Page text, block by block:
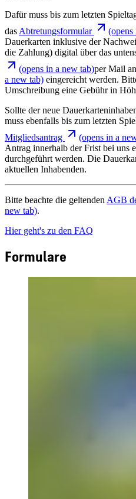
Dafür muss bis zum letzten
das Abtretungsformular (opens
Dauerkarten inklusive der
die Zahlung) digital über das
(opens in a new tab)per Mail an
a new tab) eingereicht werden.
Umschreibung eine Gebühr in
Sollte der neue
muss ebenfalls bis zum letzten
Mitgliedsantrag
(opens in a
Antrag innerhalb der Frist bei uns
durchgeführt werden. Die
aktuellen Inhabenden.
Bitte beachte die geltenden AGB
new tab).
Hier geht's zu den FAQ
Formulare